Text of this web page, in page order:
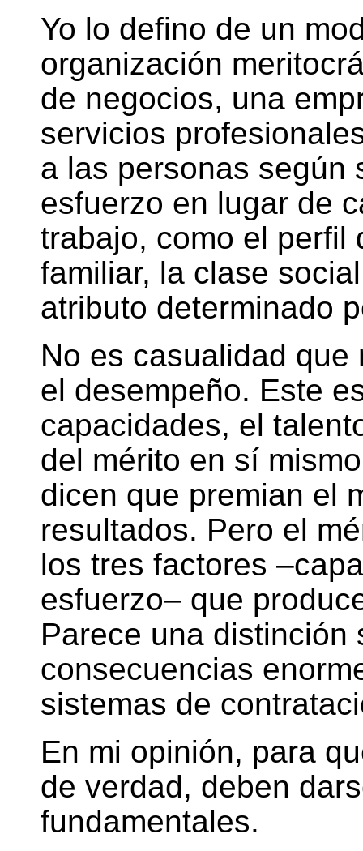
Yo lo defino de un
organización
de negocios, una
servicios
a las personas según
esfuerzo en lugar de
trabajo, como el perfil
familiar, la clase
atributo determinado
No es casualidad
el desempeño. Este
capacidades, el
del mérito en sí
dicen que premian el
resultados. Pero el
los tres factores
esfuerzo– que
Parece una distinción
consecuencias
sistemas de
En mi opinión, para
de verdad, deben
fundamentales.